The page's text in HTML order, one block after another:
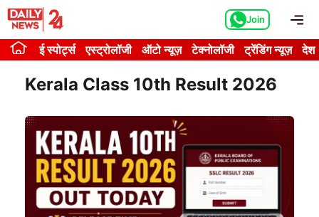
Skip
content
Join
ई स्पोर्ट्स एस्ट्रोलॉजी ऑटो न्यूज़ टेक्नोलॉजी ट्रेंडिंग न्यूज़ देश
Kerala Class 10th Result 2026